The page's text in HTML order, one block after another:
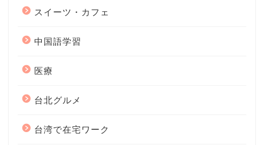
スイーツ・カフェ
中国語学習
医療
台北グルメ
台湾で在宅ワーク